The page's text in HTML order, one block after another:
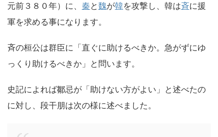
元前３８０年）に、 秦 と魏が韓を攻撃し、韓は斉に援
軍を求める事になります。
斉の桓公は群臣に「直ぐに助けるべきか。急がずにゆ
っくり助けるべきか」と問います。
史記によれば鄒忌が「助けない方がよい」と述べたの
に対し、段干朋は次の様に述べました。